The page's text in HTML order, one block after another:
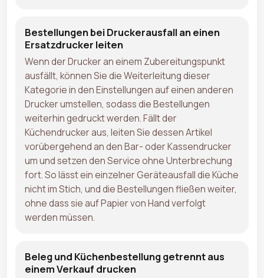
Bestellungen bei Druckerausfall an einen
Ersatzdrucker leiten
Wenn der Drucker an einem Zubereitungspunkt
ausfällt, können Sie die Weiterleitung dieser
Kategorie in den Einstellungen auf einen anderen
Drucker umstellen, sodass die Bestellungen
weiterhin gedruckt werden. Fällt der
Küchendrucker aus, leiten Sie dessen Artikel
vorübergehend an den Bar- oder Kassendrucker
um und setzen den Service ohne Unterbrechung
fort. So lässt ein einzelner Geräteausfall die Küche
nicht im Stich, und die Bestellungen fließen weiter,
ohne dass sie auf Papier von Hand verfolgt
werden müssen.
Beleg und Küchenbestellung getrennt aus
einem Verkauf drucken